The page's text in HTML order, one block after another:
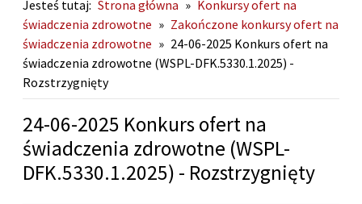
Jesteś tutaj: Strona główna » Konkursy ofert na
świadczenia zdrowotne » Zakończone konkursy ofert na
świadczenia zdrowotne » 24-06-2025 Konkurs ofert na
świadczenia zdrowotne (WSPL-DFK.5330.1.2025) -
Rozstrzygnięty
24-06-2025 Konkurs ofert na
świadczenia zdrowotne (WSPL-
DFK.5330.1.2025) - Rozstrzygnięty